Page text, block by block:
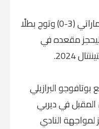
وكان الأهلي فاز على العين الإماراتي (3-0) وتوج بطلًا
مقعده في
2024.
البرازيلي
المقبل في ديربي
لمواجهة النادي